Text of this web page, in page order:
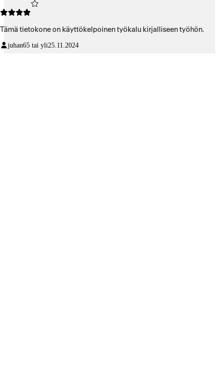
Tämä tietokone on käyttökelpoinen työkalu kirjalliseen työhön.
juhan65 tai yli25.11.2024